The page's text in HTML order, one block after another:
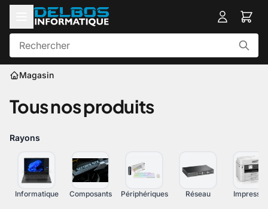
Magasin
Tous nos produits
Rayons
Informatique Composants Périphériques Réseau